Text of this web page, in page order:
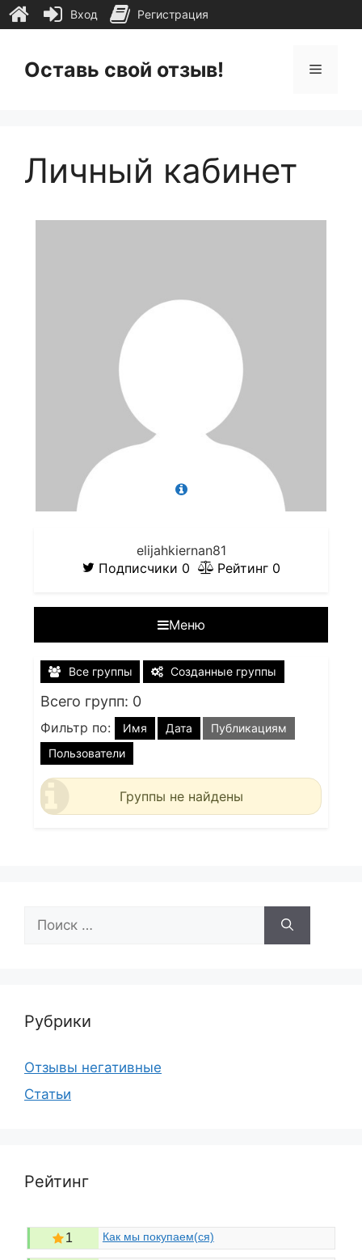
содержимому
Оставь свой отзыв! Меню
Личный кабинет
elijahkiernan81
Подписчики 0 Рейтинг 0
Меню
Все группы Созданные группы
Всего групп: 0
Фильтр по: Имя Дата
Публикациям
Пользователи
Группы не найдены
Рубрики
Отзывы негативные
Статьи
Рейтинг
1 Как мы покупаем(ся)
Вход Регистрация